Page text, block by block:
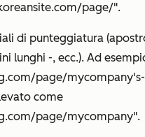
page/".
di punteggiatura
lunghi -, ecc.). Ad
page/
come
page/mycompany".